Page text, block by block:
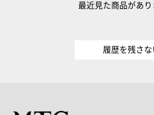
最近見た商品があり
履歴を残さな